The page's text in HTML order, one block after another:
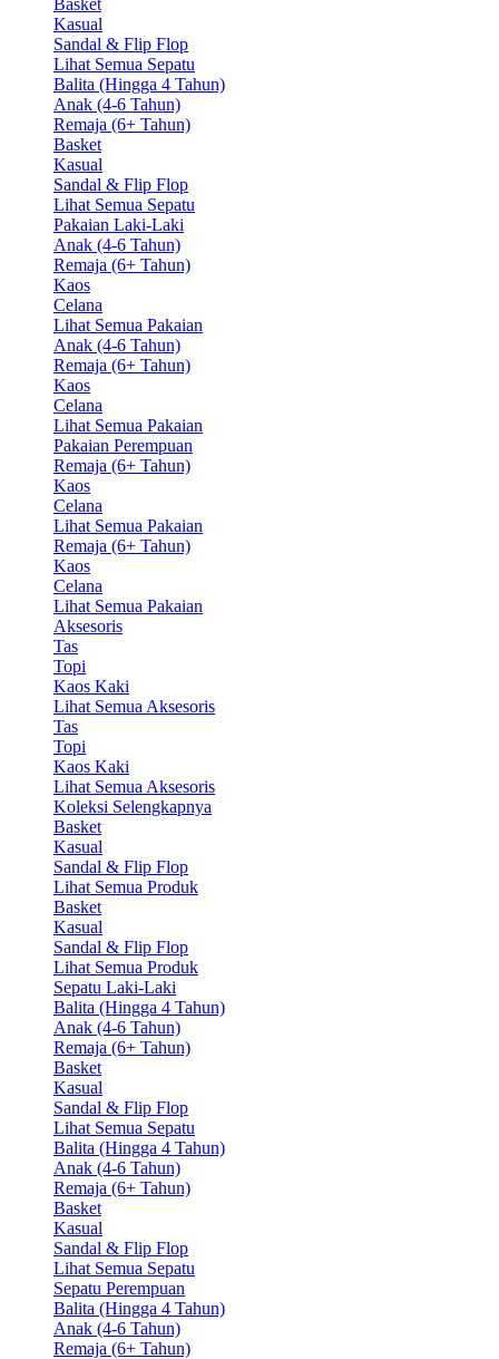
Kasual
Sandal & Flip Flop
Lihat Semua Sepatu
Balita (Hingga 4 Tahun)
Anak (4-6 Tahun)
Remaja (6+ Tahun)
Basket
Kasual
Sandal & Flip Flop
Lihat Semua Sepatu
Pakaian Laki-Laki
Anak (4-6 Tahun)
Remaja (6+ Tahun)
Kaos
Celana
Lihat Semua Pakaian
Anak (4-6 Tahun)
Remaja (6+ Tahun)
Kaos
Celana
Lihat Semua Pakaian
Pakaian Perempuan
Remaja (6+ Tahun)
Kaos
Celana
Lihat Semua Pakaian
Remaja (6+ Tahun)
Kaos
Celana
Lihat Semua Pakaian
Aksesoris
Tas
Topi
Kaos Kaki
Lihat Semua Aksesoris
Tas
Topi
Kaos Kaki
Lihat Semua Aksesoris
Koleksi Selengkapnya
Basket
Kasual
Sandal & Flip Flop
Lihat Semua Produk
Basket
Kasual
Sandal & Flip Flop
Lihat Semua Produk
Sepatu Laki-Laki
Balita (Hingga 4 Tahun)
Anak (4-6 Tahun)
Remaja (6+ Tahun)
Basket
Kasual
Sandal & Flip Flop
Lihat Semua Sepatu
Balita (Hingga 4 Tahun)
Anak (4-6 Tahun)
Remaja (6+ Tahun)
Basket
Kasual
Sandal & Flip Flop
Lihat Semua Sepatu
Sepatu Perempuan
Balita (Hingga 4 Tahun)
Anak (4-6 Tahun)
Remaja (6+ Tahun)